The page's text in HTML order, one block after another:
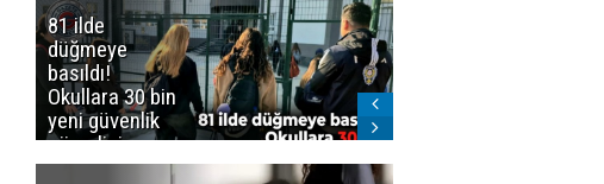
81 ilde
düğmeye
basıldı!
Okullara 30 bin
yeni güvenlik
görevlisi